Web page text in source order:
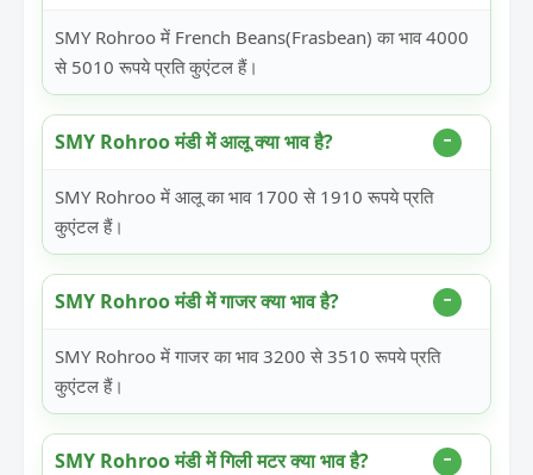
SMY Rohroo में French Beans(Frasbean) का भाव 4000
से 5010 रूपये प्रति कुएंटल हैं।
SMY Rohroo मंडी में आलू क्या भाव है?
SMY Rohroo में आलू का भाव 1700 से 1910 रूपये प्रति
कुएंटल हैं।
SMY Rohroo मंडी में गाजर क्या भाव है?
SMY Rohroo में गाजर का भाव 3200 से 3510 रूपये प्रति
कुएंटल हैं।
SMY Rohroo मंडी में गिली मटर क्या भाव है?